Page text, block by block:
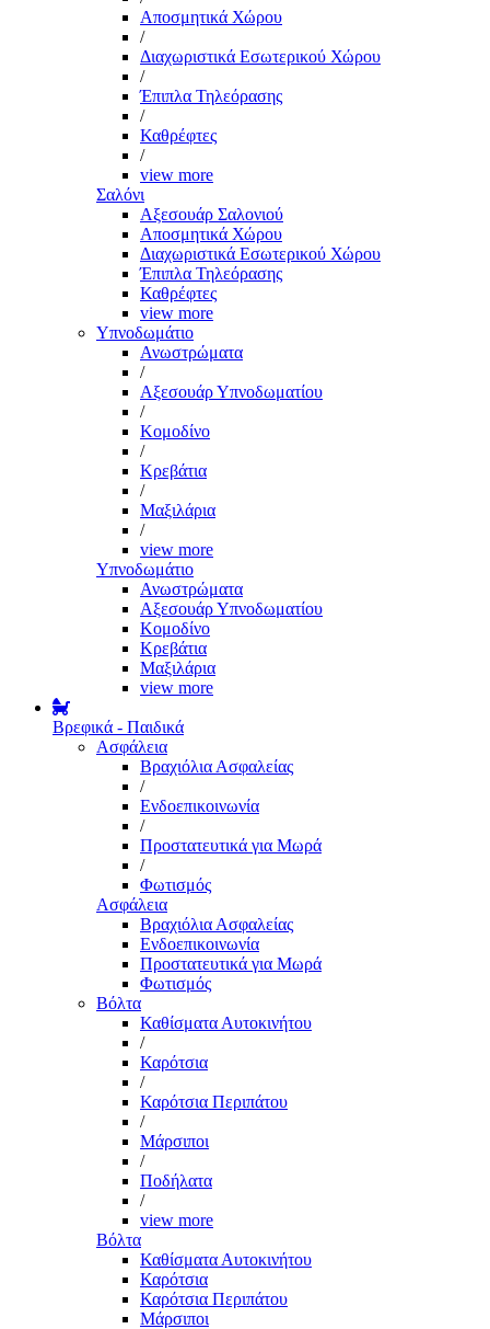
Αποσμητικά Χώρου
/
Διαχωριστικά Εσωτερικού Χώρου
/
Έπιπλα Τηλεόρασης
/
Καθρέφτες
/
view more
Σαλόνι
Αξεσουάρ Σαλονιού
Αποσμητικά Χώρου
Διαχωριστικά Εσωτερικού Χώρου
Έπιπλα Τηλεόρασης
Καθρέφτες
view more
Υπνοδωμάτιο
Ανωστρώματα
/
Αξεσουάρ Υπνοδωματίου
/
Κομοδίνο
/
Κρεβάτια
/
Μαξιλάρια
/
view more
Υπνοδωμάτιο
Ανωστρώματα
Αξεσουάρ Υπνοδωματίου
Κομοδίνο
Κρεβάτια
Μαξιλάρια
view more
Βρεφικά - Παιδικά
Ασφάλεια
Βραχιόλια Ασφαλείας
/
Ενδοεπικοινωνία
/
Προστατευτικά για Μωρά
/
Φωτισμός
Ασφάλεια
Βραχιόλια Ασφαλείας
Ενδοεπικοινωνία
Προστατευτικά για Μωρά
Φωτισμός
Βόλτα
Καθίσματα Αυτοκινήτου
/
Καρότσια
/
Καρότσια Περιπάτου
/
Μάρσιποι
/
Ποδήλατα
/
view more
Βόλτα
Καθίσματα Αυτοκινήτου
Καρότσια
Καρότσια Περιπάτου
Μάρσιποι